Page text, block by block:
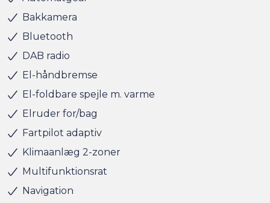
Altid 100 brugte biler på lager !
BILEN STÅR HOS ANDERSEN & MARTINI - TAASTRUP
Bakkamera
Bluetooth
DAB radio
El-håndbremse
El-foldbare spejle m. varme
Elruder for/bag
Fartpilot adaptiv
Klimaanlæg 2-zoner
Multifunktionsrat
Navigation